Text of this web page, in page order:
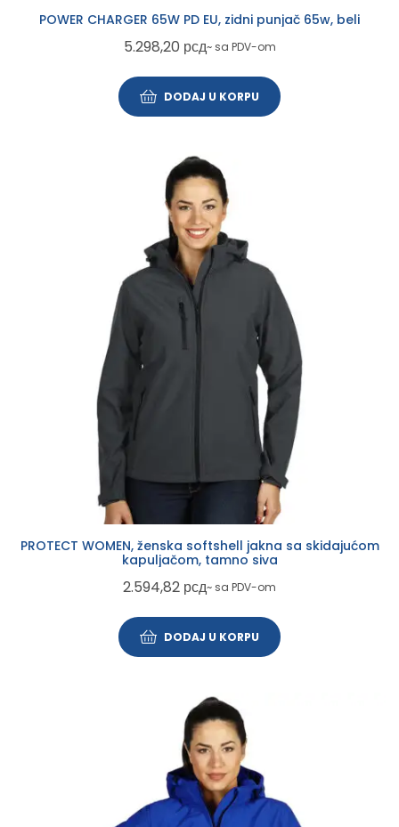
POWER CHARGER 65W PD EU, zidni punjač 65w, beli
5.298,20 рсд~ sa PDV-om
DODAJ U KORPU
PROTECT WOMEN, ženska softshell jakna sa skidajućom
kapuljačom, tamno siva
2.594,82 рсд~ sa PDV-om
DODAJ U KORPU